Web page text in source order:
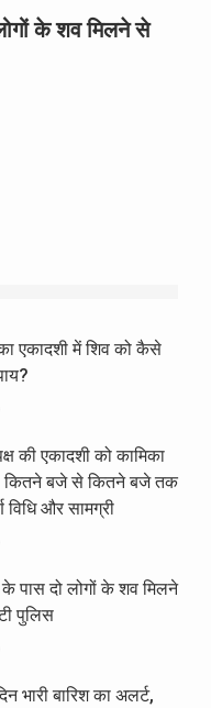
के शव मिलने से
एकादशी में शिव को कैसे
की एकादशी को कामिका
कितने बजे से कितने बजे तक
और सामग्री
पास दो लोगों के शव मिलने
पुलिस
भारी बारिश का अलर्ट,